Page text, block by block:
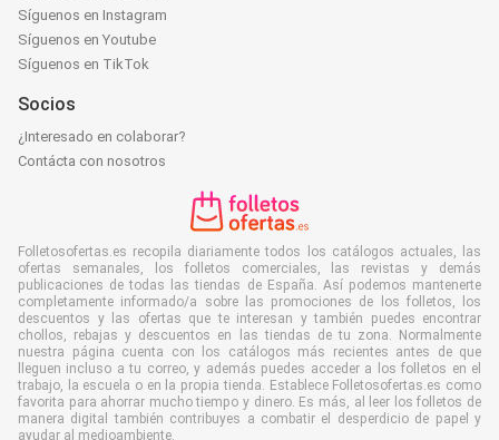
Síguenos en Instagram
Síguenos en Youtube
Síguenos en TikTok
Socios
¿Interesado en colaborar?
Contácta con nosotros
Folletosofertas.es recopila diariamente todos los catálogos actuales, las
ofertas semanales, los folletos comerciales, las revistas y demás
publicaciones de todas las tiendas de España. Así podemos mantenerte
completamente informado/a sobre las promociones de los folletos, los
descuentos y las ofertas que te interesan y también puedes encontrar
chollos, rebajas y descuentos en las tiendas de tu zona. Normalmente
nuestra página cuenta con los catálogos más recientes antes de que
lleguen incluso a tu correo, y además puedes acceder a los folletos en el
trabajo, la escuela o en la propia tienda. Establece Folletosofertas.es como
favorita para ahorrar mucho tiempo y dinero. Es más, al leer los folletos de
manera digital también contribuyes a combatir el desperdicio de papel y
ayudar al medioambiente.